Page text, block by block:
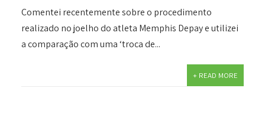
Comentei recentemente sobre o procedimento
realizado no joelho do atleta Memphis Depay e utilizei
a comparação com uma ‘troca de...
+ READ MORE